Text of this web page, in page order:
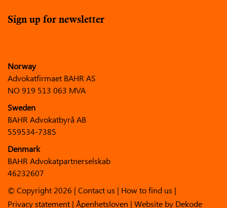
Sign up for newsletter
Norway
Advokatfirmaet BAHR AS
NO 919 513 063 MVA
Sweden
BAHR Advokatbyrå AB
559534-7385
Denmark
BAHR Advokatpartnerselskab
46232607
© Copyright 2026 | Contact us | How to find us |
Privacy statement | Åpenhetsloven | Website by Dekode